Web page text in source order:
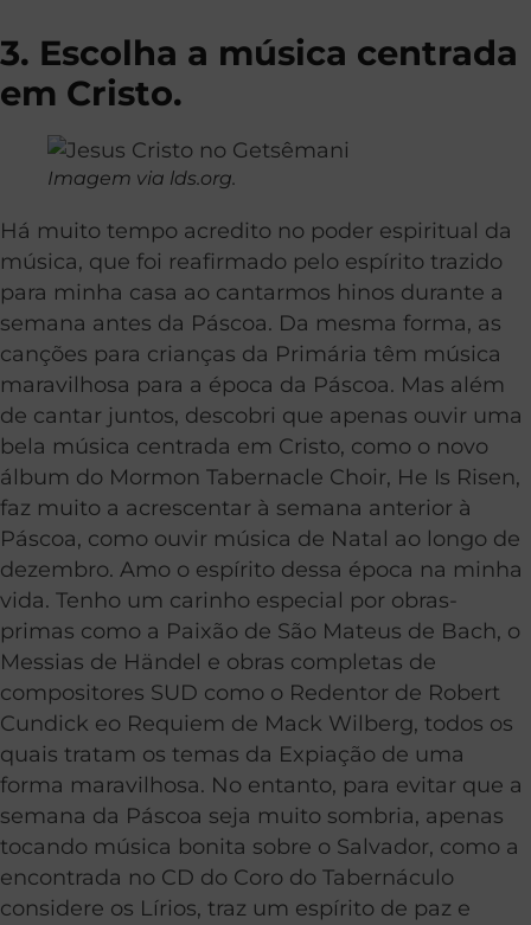
3. Escolha a música centrada
em Cristo.
Imagem via lds.org.
Há muito tempo acredito no poder espiritual da
música, que foi reafirmado pelo espírito trazido
para minha casa ao cantarmos hinos durante a
semana antes da Páscoa. Da mesma forma, as
canções para crianças da Primária têm música
maravilhosa para a época da Páscoa. Mas além
de cantar juntos, descobri que apenas ouvir uma
bela música centrada em Cristo, como o novo
álbum do Mormon Tabernacle Choir, He Is Risen,
faz muito a acrescentar à semana anterior à
Páscoa, como ouvir música de Natal ao longo de
dezembro. Amo o espírito dessa época na minha
vida. Tenho um carinho especial por obras-
primas como a Paixão de São Mateus de Bach, o
Messias de Händel e obras completas de
compositores SUD como o Redentor de Robert
Cundick eo Requiem de Mack Wilberg, todos os
quais tratam os temas da Expiação de uma
forma maravilhosa. No entanto, para evitar que a
semana da Páscoa seja muito sombria, apenas
tocando música bonita sobre o Salvador, como a
encontrada no CD do Coro do Tabernáculo
considere os Lírios, traz um espírito de paz e